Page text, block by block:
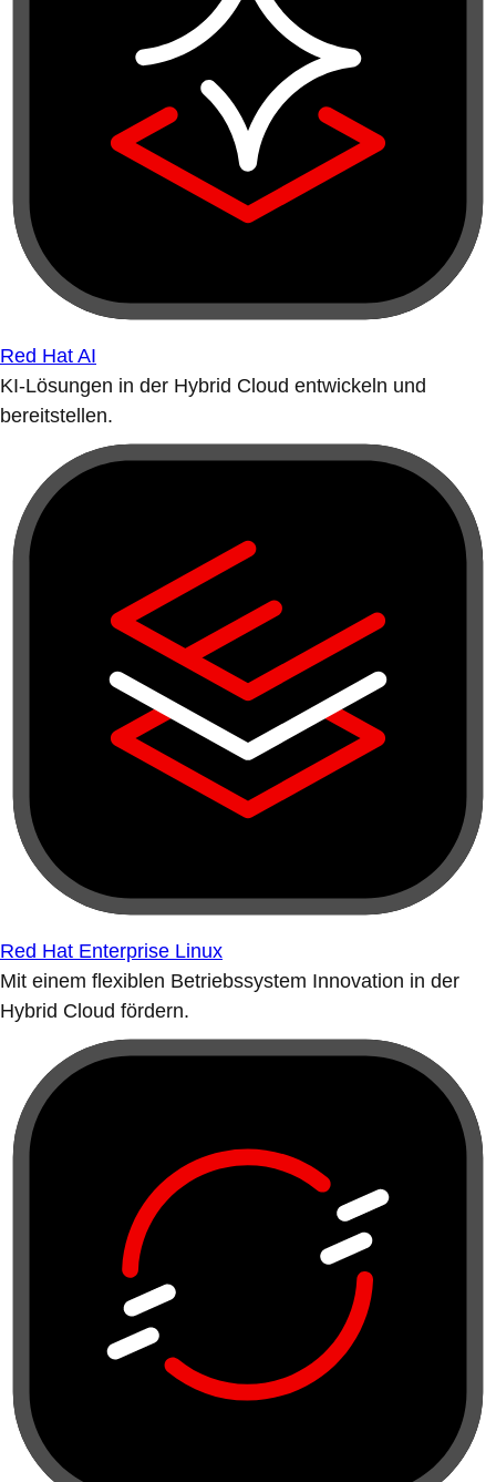
Red Hat AI
KI-Lösungen in der Hybrid Cloud entwickeln und
bereitstellen.
Red Hat Enterprise Linux
Mit einem flexiblen Betriebssystem Innovation in der
Hybrid Cloud fördern.